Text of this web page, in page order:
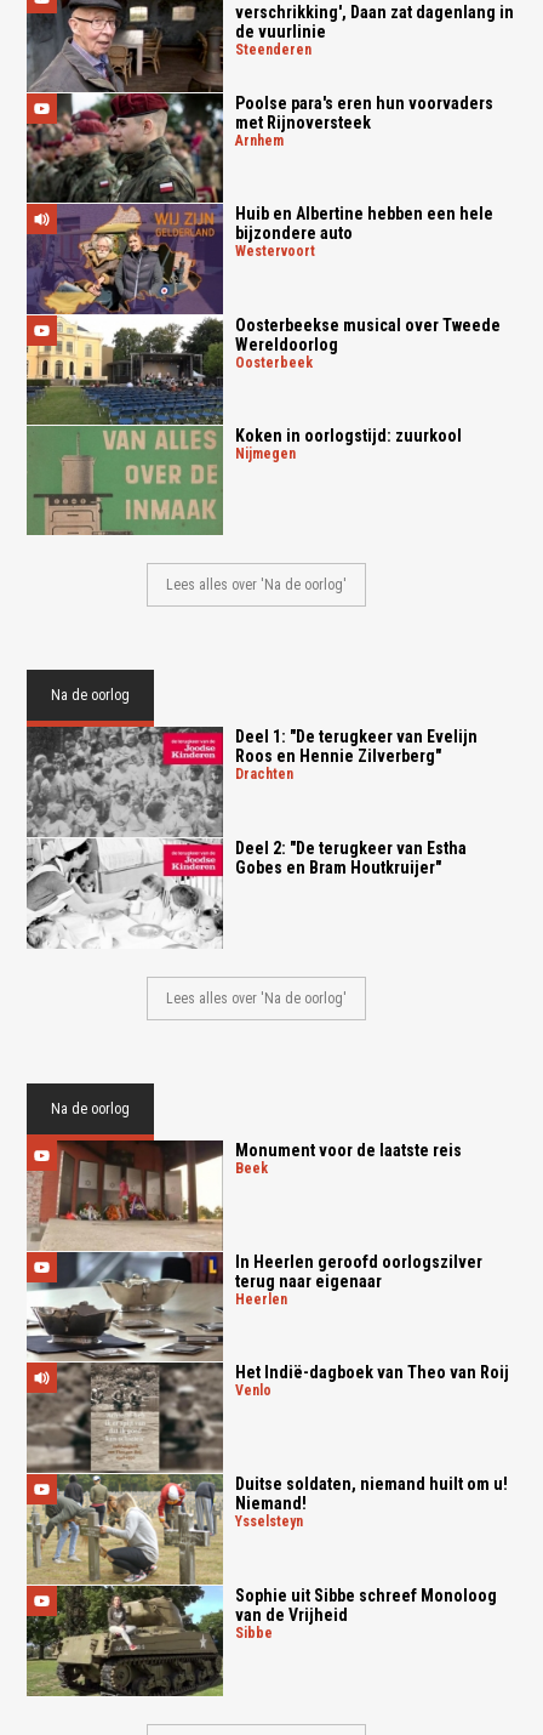
verschrikking', Daan zat dagenlang in
de vuurlinie
steenderen
Poolse para's eren hun voorvaders
met Rijnoversteek
arnhem
Huib en Albertine hebben een hele
bijzondere auto
westervoort
Oosterbeekse musical over Tweede
Wereldoorlog
oosterbeek
Koken in oorlogstijd: zuurkool
nijmegen
Lees alles over 'Na de oorlog'
Na de oorlog
Deel 1: "De terugkeer van Evelijn
Roos en Hennie Zilverberg"
drachten
Deel 2: "De terugkeer van Estha
Gobes en Bram Houtkruijer"
Lees alles over 'Na de oorlog'
Na de oorlog
Monument voor de laatste reis
beek
In Heerlen geroofd oorlogszilver
terug naar eigenaar
heerlen
Het Indië-dagboek van Theo van Roij
venlo
Duitse soldaten, niemand huilt om u!
Niemand!
ysselsteyn
Sophie uit Sibbe schreef Monoloog
van de Vrijheid
sibbe